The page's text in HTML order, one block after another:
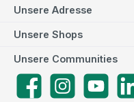
Unsere Adresse
Unsere Communities
FacebookInstagramYouTube
Unsere Shops